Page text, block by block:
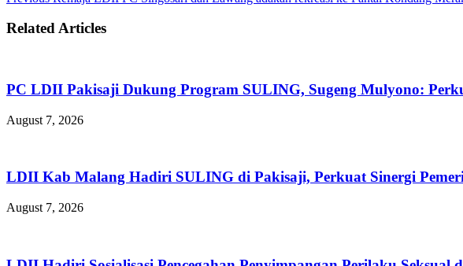
Related Articles
PC LDII Pakisaji Dukung Program SULING, Sugeng Mulyono:
August 7, 2026
LDII Kab Malang Hadiri SULING di Pakisaji, Perkuat Sinergi
August 7, 2026